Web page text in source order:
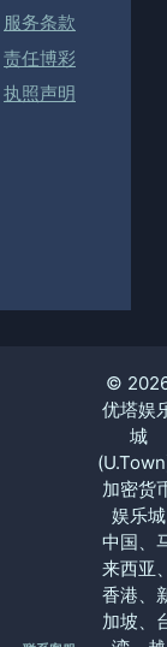
服务条款
责任博彩
执照声明
©
优塔娱
城
加密货
娱乐城
中国、
来西亚
香港、
加坡、